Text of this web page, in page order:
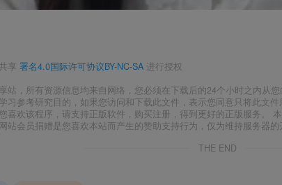
享 署名4.0国际许可协议BY-NC-SA 进行授权
站，所有资源信息均来自网络，您必须在下载后的24个小时之内从
习参考研究目的，如果您访问和下载此文件，表示您同意只将此文
喜欢该程序，请支持正版软件，购买注册，得到更好的正版服务。
站会员捐赠是您喜欢本站而产生的赞助支持行为，仅为维持服务器的
THE END